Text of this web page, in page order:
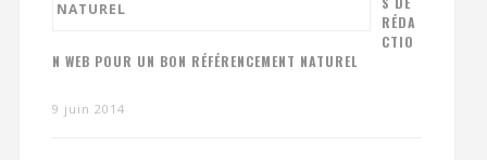
RÉDA
CTIO
N WEB POUR UN BON RÉFÉRENCEMENT NATUREL
9 juin 2014